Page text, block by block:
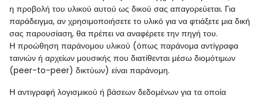
η προβολή του υλικού αυτού ως δικού σας απαγορεύεται. Για
παράδειγμα, αν χρησιμοποιήσετε το υλικό για να φτιάξετε μια δική
σας παρουσίαση, θα πρέπει να αναφέρετε την πηγή του.
Η προώθηση παράνομου υλικού (όπως παράνομα αντίγραφα
ταινιών ή αρχείων μουσικής που διατίθενται μέσω διομότιμων
(peer-to-peer) δικτύων) είναι παράνομη.
Η αντιγραφή λογισμικού ή βάσεων δεδομένων για τα οποία